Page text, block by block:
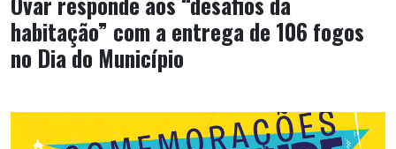
habitação” com a entrega de 106 fogos
no Dia do Município